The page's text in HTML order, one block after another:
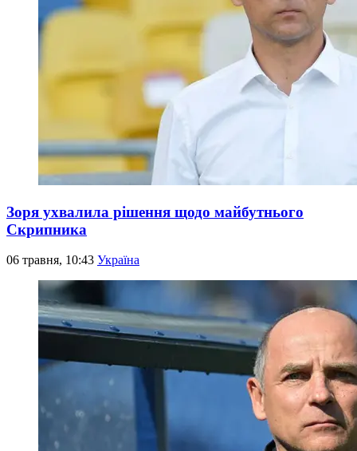
Зоря ухвалила рішення щодо майбутнього
Скрипника
06 травня, 10:43 Україна